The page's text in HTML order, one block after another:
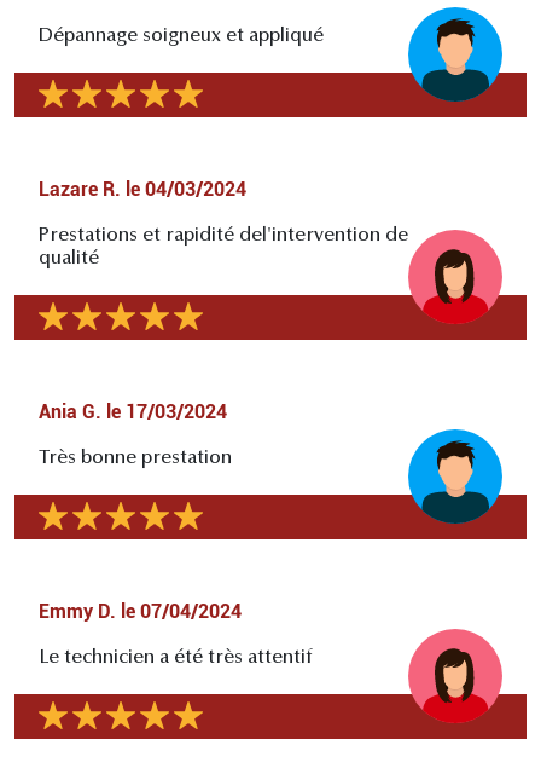
Dépannage soigneux et appliqué
Lazare R. le 04/03/2024
Prestations et rapidité del'intervention de
qualité
Ania G. le 17/03/2024
Très bonne prestation
Emmy D. le 07/04/2024
Le technicien a été très attentif